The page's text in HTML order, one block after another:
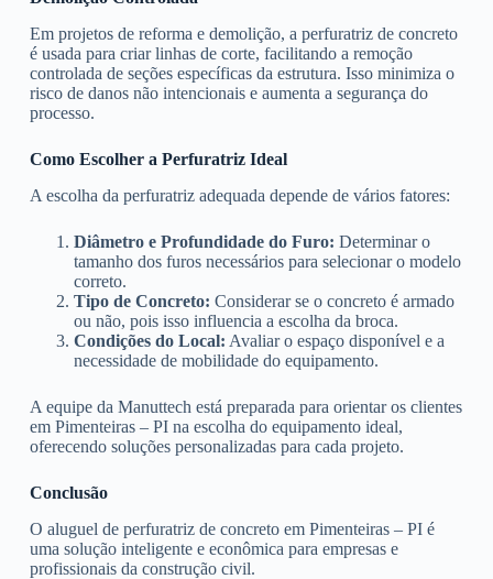
Em projetos de reforma e demolição, a perfuratriz de concreto
é usada para criar linhas de corte, facilitando a remoção
controlada de seções específicas da estrutura. Isso minimiza o
risco de danos não intencionais e aumenta a segurança do
processo.
Como Escolher a Perfuratriz Ideal
A escolha da perfuratriz adequada depende de vários fatores:
Diâmetro e Profundidade do Furo: Determinar o
tamanho dos furos necessários para selecionar o modelo
correto.
Tipo de Concreto: Considerar se o concreto é armado
ou não, pois isso influencia a escolha da broca.
Condições do Local: Avaliar o espaço disponível e a
necessidade de mobilidade do equipamento.
A equipe da Manuttech está preparada para orientar os clientes
em Pimenteiras – PI na escolha do equipamento ideal,
oferecendo soluções personalizadas para cada projeto.
Conclusão
O aluguel de perfuratriz de concreto em Pimenteiras – PI é
uma solução inteligente e econômica para empresas e
profissionais da construção civil.